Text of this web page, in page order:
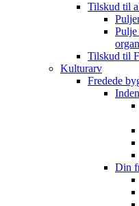
Tilskud til
Tilskud til
Kulturarv
Fredede
Din